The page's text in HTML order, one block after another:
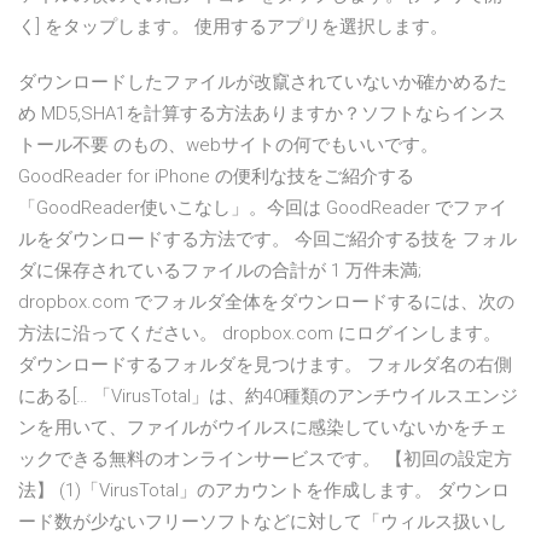
く] をタップします。 使用するアプリを選択します。
ダウンロードしたファイルが改竄されていないか確かめるた
め MD5,SHA1を計算する方法ありますか？ソフトならインス
トール不要 のもの、webサイトの何でもいいです。
GoodReader for iPhone の便利な技をご紹介する
「GoodReader使いこなし」。今回は GoodReader でファイ
ルをダウンロードする方法です。 今回ご紹介する技を フォル
ダに保存されているファイルの合計が 1 万件未満;
dropbox.com でフォルダ全体をダウンロードするには、次の
方法に沿ってください。 dropbox.com にログインします。
ダウンロードするフォルダを見つけます。 フォルダ名の右側
にある[… 「VirusTotal」は、約40種類のアンチウイルスエンジ
ンを用いて、ファイルがウイルスに感染していないかをチェ
ックできる無料のオンラインサービスです。 【初回の設定方
法】 (1)「VirusTotal」のアカウントを作成します。 ダウンロ
ード数が少ないフリーソフトなどに対して「ウィルス扱いし